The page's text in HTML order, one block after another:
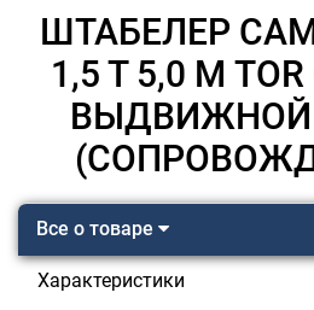
ШТАБЕЛЕР
1,5 Т 5,0 М TOR
Все о товаре
Характеристики